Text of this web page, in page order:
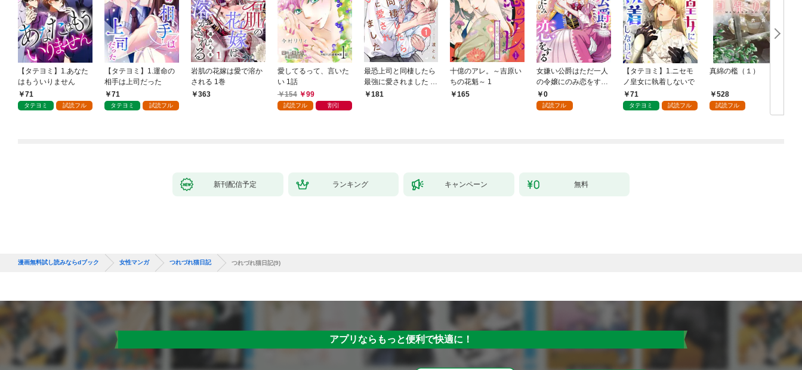
【タテヨミ】1.あなた
はもういりません
71
タテヨミ 試読フル
【タテヨミ】1.運命の
相手は上司だった
71
タテヨミ 試読フル
岩肌の花嫁は愛で溶か
される 1巻
363
愛してるって、言いた
い 1話
154
99
試読フル 割引
最恐上司と同棲したら
最強に愛されました 1
巻181
十億のアレ。～吉原い
ちの花魁～ 1
165
女嫌い公爵はただ一人
の令嬢にのみ恋をする
（分冊版）第１話
0
試読フル
【タテヨミ】1.ニセモ
ノ皇女に執着しないで
71
タテヨミ 試読フル
真綿の檻（１）
528
試読フル
新刊配信予定 ランキング キャンペーン 無料
漫画無料試し読みならdブック 女性マンガ つれづれ猫日記 つれづれ猫日記(9)
アプリならもっと便利で快適に！